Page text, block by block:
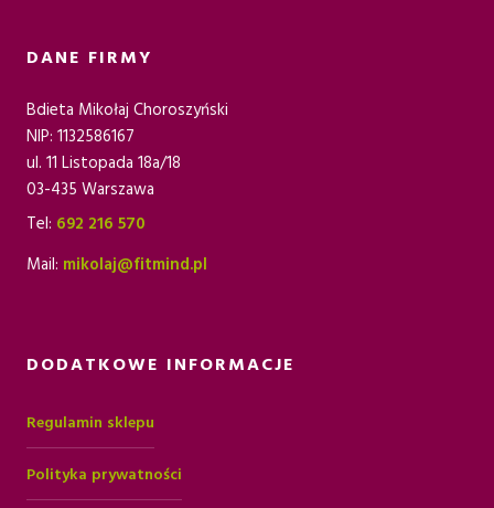
DANE FIRMY
Bdieta Mikołaj Choroszyński
NIP: 1132586167
ul. 11 Listopada 18a/18
03-435 Warszawa
Tel: 692 216 570
Mail: mikolaj@fitmind.pl
DODATKOWE INFORMACJE
Regulamin sklepu
Polityka prywatności